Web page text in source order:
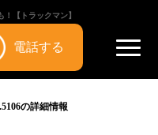
【トラックマン】
電話する
の詳細情報